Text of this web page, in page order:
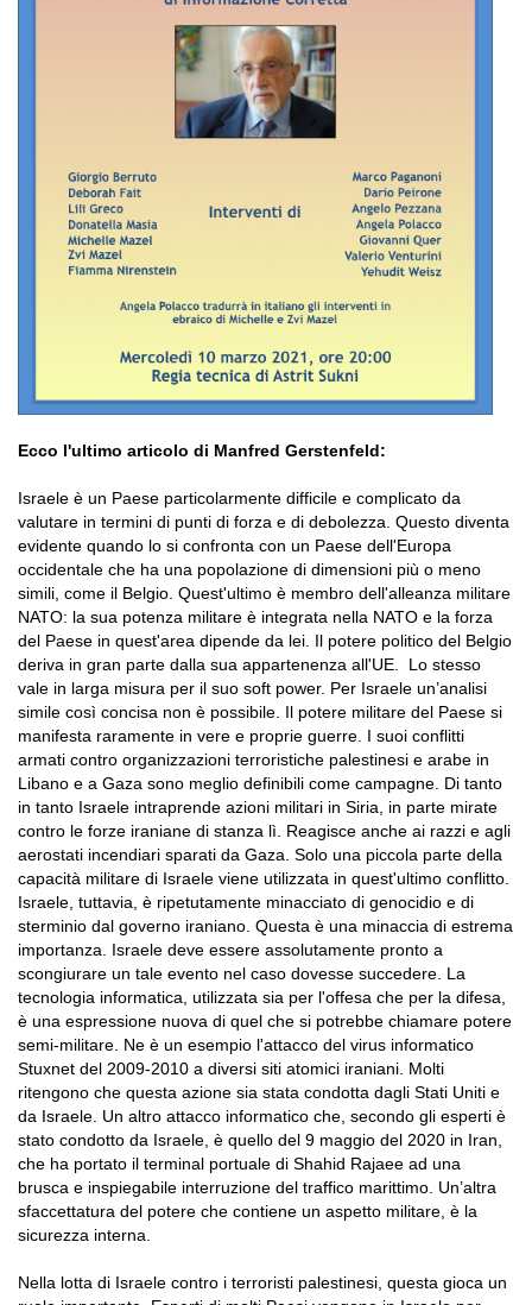
Ecco l'ultimo articolo di Manfred Gerstenfeld:
Israele è un Paese particolarmente difficile e complicato da
valutare in termini di punti di forza e di debolezza. Questo diventa
evidente quando lo si confronta con un Paese dell'Europa
occidentale che ha una popolazione di dimensioni più o meno
simili, come il Belgio. Quest'ultimo è membro dell'alleanza militare
NATO: la sua potenza militare è integrata nella NATO e la forza
del Paese in quest'area dipende da lei. Il potere politico del Belgio
deriva in gran parte dalla sua appartenenza all'UE. Lo stesso
vale in larga misura per il suo soft power. Per Israele un’analisi
simile così concisa non è possibile. Il potere militare del Paese si
manifesta raramente in vere e proprie guerre. I suoi conflitti
armati contro organizzazioni terroristiche palestinesi e arabe in
Libano e a Gaza sono meglio definibili come campagne. Di tanto
in tanto Israele intraprende azioni militari in Siria, in parte mirate
contro le forze iraniane di stanza lì. Reagisce anche ai razzi e agli
aerostati incendiari sparati da Gaza. Solo una piccola parte della
capacità militare di Israele viene utilizzata in quest'ultimo conflitto.
Israele, tuttavia, è ripetutamente minacciato di genocidio e di
sterminio dal governo iraniano. Questa è una minaccia di estrema
importanza. Israele deve essere assolutamente pronto a
scongiurare un tale evento nel caso dovesse succedere. La
tecnologia informatica, utilizzata sia per l'offesa che per la difesa,
è una espressione nuova di quel che si potrebbe chiamare potere
semi-militare. Ne è un esempio l'attacco del virus informatico
Stuxnet del 2009-2010 a diversi siti atomici iraniani. Molti
ritengono che questa azione sia stata condotta dagli Stati Uniti e
da Israele. Un altro attacco informatico che, secondo gli esperti è
stato condotto da Israele, è quello del 9 maggio del 2020 in Iran,
che ha portato il terminal portuale di Shahid Rajaee ad una
brusca e inspiegabile interruzione del traffico marittimo. Un’altra
sfaccettatura del potere che contiene un aspetto militare, è la
sicurezza interna.
Nella lotta di Israele contro i terroristi palestinesi, questa gioca un